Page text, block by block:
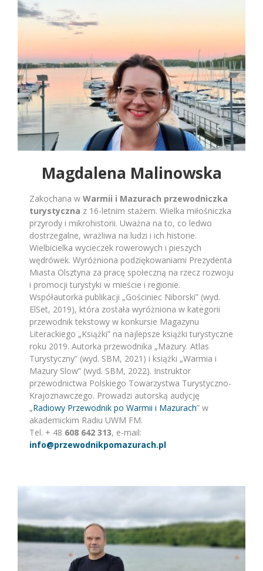
Magdalena Malinowska
Zakochana w Warmii i Mazurach przewodniczka
turystyczna z 16-letnim stażem. Wielka miłośniczka
przyrody i mikrohistorii. Uważna na to, co ledwo
dostrzegalne, wrażliwa na ludzi i ich historie.
Wielbicielka wycieczek rowerowych i pieszych
wędrówek. Wyróżniona podziękowaniami Prezydenta
Miasta Olsztyna za pracę społeczną na rzecz rozwoju
i promocji turystyki w mieście i regionie.
Współautorka publikacji „Gościniec Niborski” (wyd.
ElSet, 2019), która została wyróżniona w kategorii
przewodnik tekstowy w konkursie Magazynu
Literackiego „Książki” na najlepsze książki turystyczne
roku 2019. Autorka przewodnika „Mazury. Atlas
Turystyczny” (wyd. SBM, 2021) i książki „Warmia i
Mazury Slow” (wyd. SBM, 2022). Instruktor
przewodnictwa Polskiego Towarzystwa Turystyczno-
Krajoznawczego. Prowadzi autorską audycję
„Radiowy Przewodnik po Warmii i Mazurach” w
akademickim Radiu UWM FM.
Tel. + 48 608 642 313, e-mail:
info@przewodnikpomazurach.pl